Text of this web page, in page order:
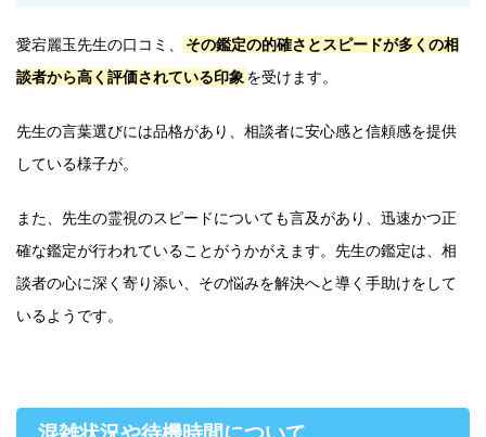
愛宕麗玉先生の口コミ、
その鑑定の的確さとスピードが多くの相
談者から高く評価されている印象 を受けます。
先生の言葉選びには品格があり、相談者に安心感と信頼感を提供
している様子が。
また、先生の霊視のスピードについても言及があり、迅速かつ正
確な鑑定が行われていることがうかがえます。先生の鑑定は、相
談者の心に深く寄り添い、その悩みを解決へと導く手助けをして
いるようです。